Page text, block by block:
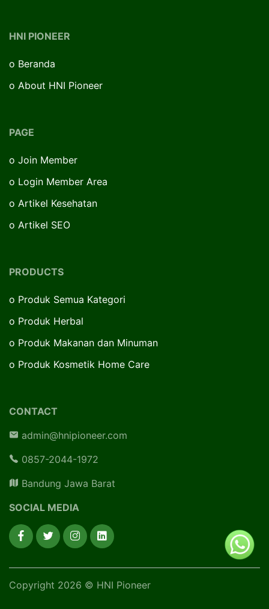
HNI PIONEER
o Beranda
o About HNI Pioneer
PAGE
o Join Member
o Login Member Area
o Artikel Kesehatan
o Artikel SEO
PRODUCTS
o Produk Semua Kategori
o Produk Herbal
o Produk Makanan dan Minuman
o Produk Kosmetik Home Care
CONTACT
admin@hnipioneer.com
0857-2044-1972
Bandung Jawa Barat
SOCIAL MEDIA
Copyright 2026 © HNI Pioneer